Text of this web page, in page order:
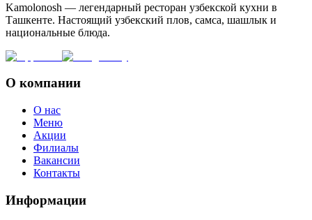
Kamolonosh — легендарный ресторан узбекской кухни в
Ташкенте. Настоящий узбекский плов, самса, шашлык и
национальные блюда.
О компании
О нас
Меню
Акции
Филиалы
Вакансии
Контакты
Информации